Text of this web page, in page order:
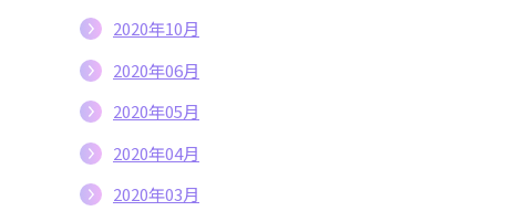
2020年10月
2020年06月
2020年05月
2020年04月
2020年03月